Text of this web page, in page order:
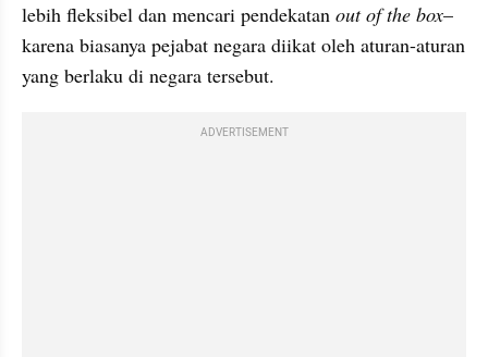
lebih fleksibel dan mencari pendekatan out of the box–
karena biasanya pejabat negara diikat oleh aturan-aturan
yang berlaku di negara tersebut.
ADVERTISEMENT